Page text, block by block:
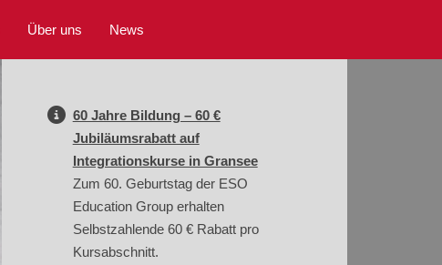
Über uns News
60 Jahre Bildung – 60 €
Jubiläumsrabatt auf
Integrationskurse in Gransee
Zum 60. Geburtstag der ESO
Education Group erhalten
Selbstzahlende 60 € Rabatt pro
Kursabschnitt.